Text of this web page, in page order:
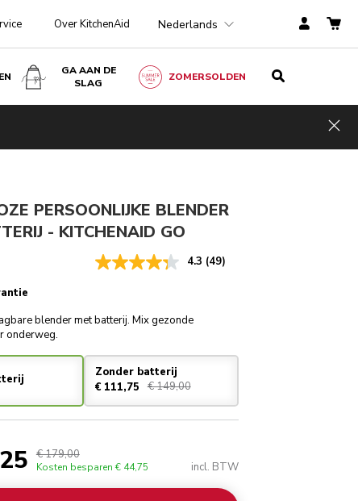
Over KitchenAid Nederlands
GA AAN DE
SLAG
ZOMERSOLDEN
€ 179,00
PERSOONLIJKE BLENDER
- KITCHENAID GO
4.3 (49)
blender met batterij. Mix gezonde
onderweg.
Zonder batterij
€ 111,75 € 149,00
€ 179,00
Kosten besparen € 44,75 incl. BTW